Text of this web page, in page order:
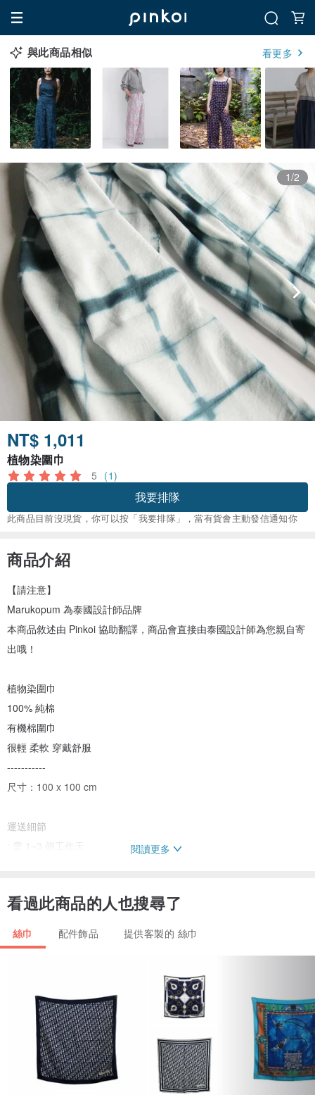
與此商品相似 看更多
1/2
NT$ 1,011
植物染圍巾
5 (1)
我要排隊
此商品目前沒現貨，你可以按「我要排隊」，當有貨會主動發信通知你
商品介紹
【請注意】
Marukopum 為泰國設計師品牌
本商品敘述由 Pinkoi 協助翻譯，商品會直接由泰國設計師為您親自寄
出哦！
植物染圍巾
100% 純棉
有機棉圍巾
很輕 柔軟 穿戴舒服
-----------
尺寸：100 x 100 cm
運送細節
: 需 1~3 個工作天
閱讀更多
看過此商品的人也搜尋了
絲巾 配件飾品 提供客製的 絲巾